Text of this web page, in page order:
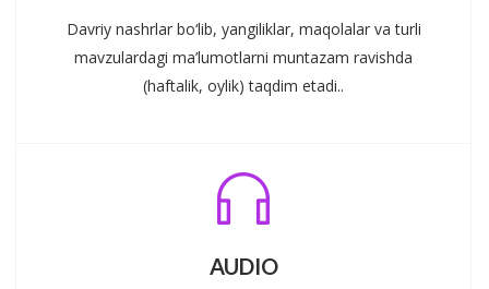
Davriy nashrlar bo‘lib, yangiliklar, maqolalar va turli
mavzulardagi ma’lumotlarni muntazam ravishda
(haftalik, oylik) taqdim etadi..
AUDIO